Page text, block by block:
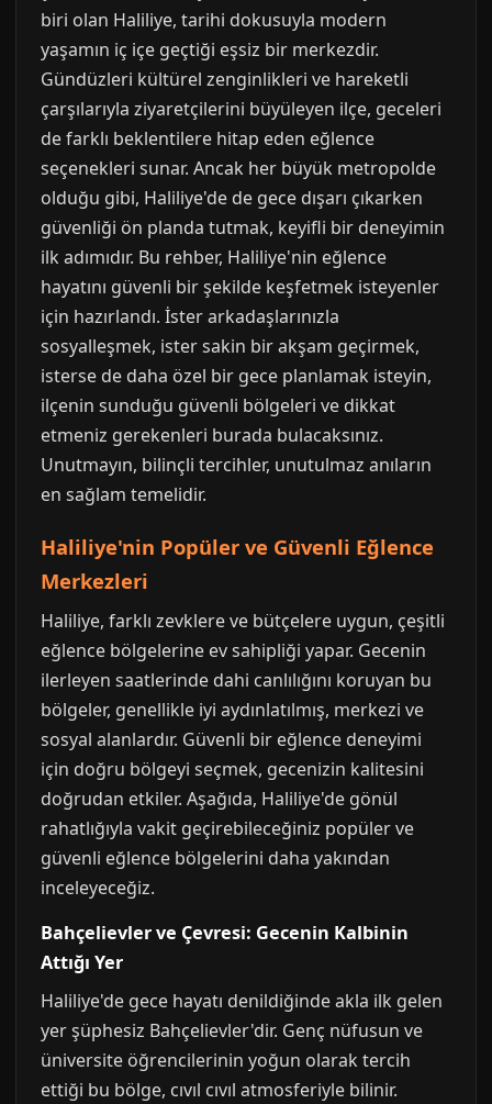
biri olan Haliliye, tarihi dokusuyla modern
yaşamın iç içe geçtiği eşsiz bir merkezdir.
Gündüzleri kültürel zenginlikleri ve hareketli
çarşılarıyla ziyaretçilerini büyüleyen ilçe, geceleri
de farklı beklentilere hitap eden eğlence
seçenekleri sunar. Ancak her büyük metropolde
olduğu gibi, Haliliye'de de gece dışarı çıkarken
güvenliği ön planda tutmak, keyifli bir deneyimin
ilk adımıdır. Bu rehber, Haliliye'nin eğlence
hayatını güvenli bir şekilde keşfetmek isteyenler
için hazırlandı. İster arkadaşlarınızla
sosyalleşmek, ister sakin bir akşam geçirmek,
isterse de daha özel bir gece planlamak isteyin,
ilçenin sunduğu güvenli bölgeleri ve dikkat
etmeniz gerekenleri burada bulacaksınız.
Unutmayın, bilinçli tercihler, unutulmaz anıların
en sağlam temelidir.
Haliliye'nin Popüler ve Güvenli Eğlence
Merkezleri
Haliliye, farklı zevklere ve bütçelere uygun, çeşitli
eğlence bölgelerine ev sahipliği yapar. Gecenin
ilerleyen saatlerinde dahi canlılığını koruyan bu
bölgeler, genellikle iyi aydınlatılmış, merkezi ve
sosyal alanlardır. Güvenli bir eğlence deneyimi
için doğru bölgeyi seçmek, gecenizin kalitesini
doğrudan etkiler. Aşağıda, Haliliye'de gönül
rahatlığıyla vakit geçirebileceğiniz popüler ve
güvenli eğlence bölgelerini daha yakından
inceleyeceğiz.
Bahçelievler ve Çevresi: Gecenin Kalbinin
Attığı Yer
Haliliye'de gece hayatı denildiğinde akla ilk gelen
yer şüphesiz Bahçelievler'dir. Genç nüfusun ve
üniversite öğrencilerinin yoğun olarak tercih
ettiği bu bölge, cıvıl cıvıl atmosferiyle bilinir.